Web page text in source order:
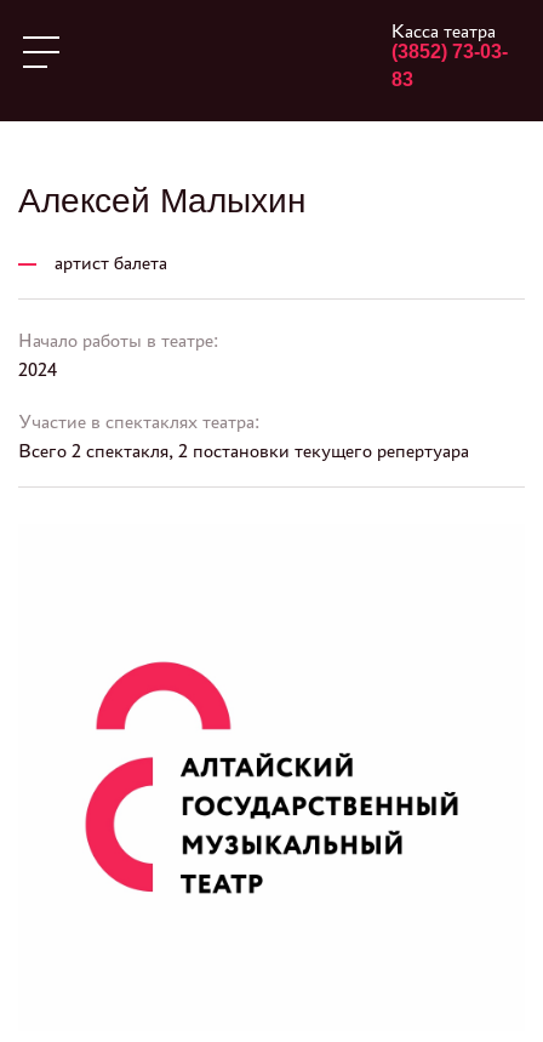
Касса театра
(3852) 73-03-
83
Алексей Малыхин
артист балета
Начало работы в театре:
2024
Участие в спектаклях театра:
Всего 2 спектакля, 2 постановки текущего репертуара